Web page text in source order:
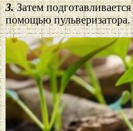
3.Затем
помощью пульверизатора.